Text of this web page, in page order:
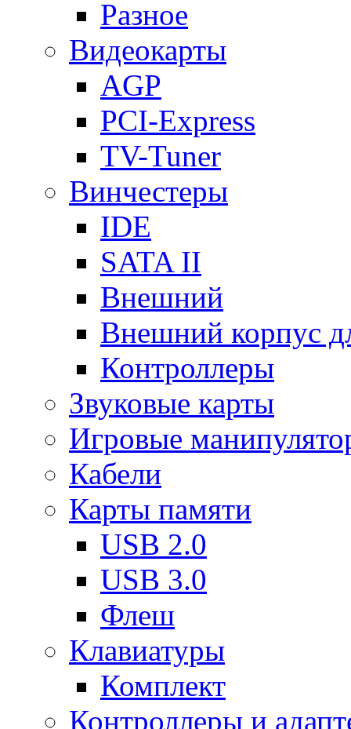
Разное
Видеокарты
AGP
PCI-Express
TV-Tuner
Винчестеры
IDE
SATA II
Внешний
Внешний корпус
Контроллеры
Звуковые карты
Игровые
Кабели
Карты памяти
USB 2.0
USB 3.0
Флеш
Клавиатуры
Комплект
Контроллеры и